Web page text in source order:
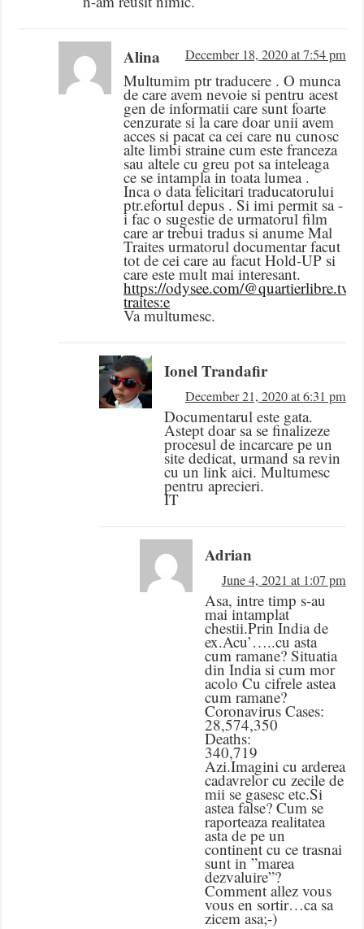
Alina December 18, 2020 at 7:54 pm
Multumim ptr traducere . O munca
de care avem nevoie si pentru acest
gen de informatii care sunt foarte
cenzurate si la care doar unii avem
acces si pacat ca cei care nu cunosc
alte limbi straine cum este franceza
sau altele cu greu pot sa inteleaga
ce se intampla in toata lumea .
Inca o data felicitari traducatorului
ptr.efortul depus . Si imi permit sa -
i fac o sugestie de urmatorul film
care ar trebui tradus si anume Mal
Traites urmatorul documentar facut
tot de cei care au facut Hold-UP si
care este mult mai interesant.
https://odysee.com/
traites:e
Va multumesc.
Ionel Trandafir
December 21, 2020 at 6:31 pm
Documentarul este gata.
Astept doar sa se finalizeze
procesul de incarcare pe un
site dedicat, urmand sa revin
cu un link aici. Multumesc
pentru aprecieri.
IT
Adrian
June 4, 2021 at 1:07 pm
Asa, intre timp s-au
mai intamplat
chestii.Prin India de
ex.Acu’…..cu asta
cum ramane? Situatia
din India si cum mor
acolo Cu cifrele astea
cum ramane?
Coronavirus Cases:
28,574,350
Deaths:
340,719
Azi.Imagini cu arderea
cadavrelor cu zecile de
mii se gasesc etc.Si
astea false? Cum se
raporteaza realitatea
asta de pe un
continent cu ce trasnai
sunt in ”marea
dezvaluire”?
Comment allez vous
vous en sortir…ca sa
zicem asa;-)